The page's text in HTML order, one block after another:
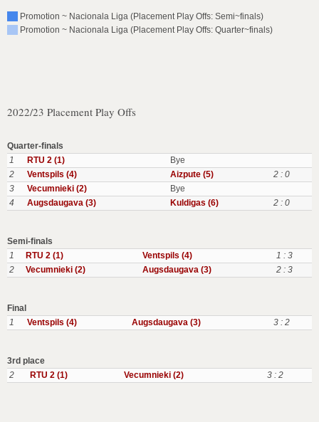
Promotion ~ Nacionala Liga (Placement Play Offs: Semi~finals)
Promotion ~ Nacionala Liga (Placement Play Offs: Quarter~finals)
2022/23 Placement Play Offs
Quarter-finals
1
RTU 2 (1)
Bye
2
Ventspils (4) Aizpute (5)
2 : 0
3
Vecumnieki (2)
Bye
4
Augsdaugava (3) Kuldigas (6) 2 : 0
Semi-finals
1
RTU 2 (1) Ventspils (4)
1 : 3
2
Vecumnieki (2) Augsdaugava (3) 2 : 3
Final
1
Ventspils (4) Augsdaugava (3) 3 : 2
3rd place
2
RTU 2 (1) Vecumnieki (2) 3 : 2